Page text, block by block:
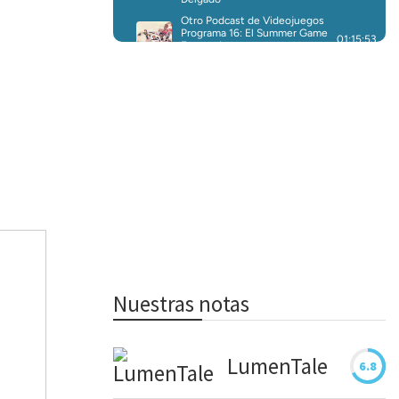
Nuestras notas
LumenTale 6.8